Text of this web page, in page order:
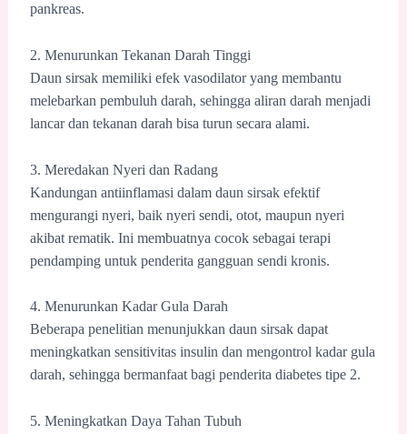
pankreas.
2. Menurunkan Tekanan Darah Tinggi
Daun sirsak memiliki efek vasodilator yang membantu
melebarkan pembuluh darah, sehingga aliran darah menjadi
lancar dan tekanan darah bisa turun secara alami.
3. Meredakan Nyeri dan Radang
Kandungan antiinflamasi dalam daun sirsak efektif
mengurangi nyeri, baik nyeri sendi, otot, maupun nyeri
akibat rematik. Ini membuatnya cocok sebagai terapi
pendamping untuk penderita gangguan sendi kronis.
4. Menurunkan Kadar Gula Darah
Beberapa penelitian menunjukkan daun sirsak dapat
meningkatkan sensitivitas insulin dan mengontrol kadar gula
darah, sehingga bermanfaat bagi penderita diabetes tipe 2.
5. Meningkatkan Daya Tahan Tubuh